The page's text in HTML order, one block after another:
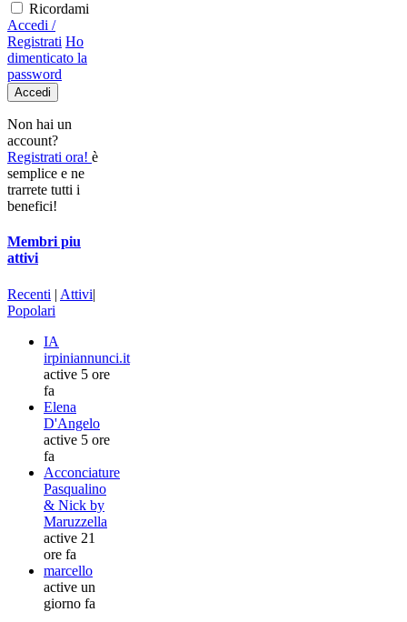
Ricordami
Accedi /
Registrati Ho
dimenticato la
password
Accedi
Non hai un
account?
Registrati ora! è
semplice e ne
trarrete tutti i
benefici!
Membri piu
attivi
Recenti | Attivi|
Popolari
IA
irpiniannunci.it
active 5 ore
fa
Elena
D'Angelo
active 5 ore
fa
Acconciature
Pasqualino
& Nick by
Maruzzella
active 21
ore fa
marcello
active un
giorno fa